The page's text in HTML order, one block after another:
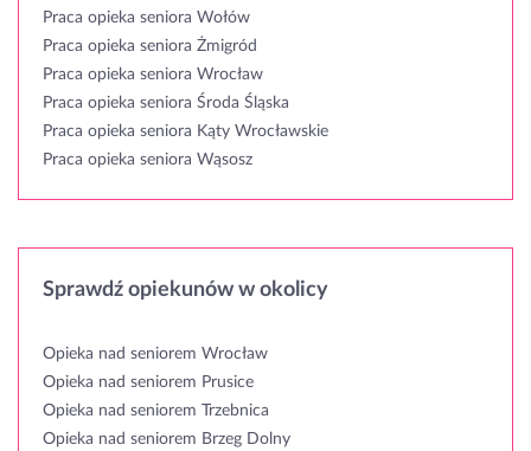
Praca opieka seniora Wołów
Praca opieka seniora Żmigród
Praca opieka seniora Wrocław
Praca opieka seniora Środa Śląska
Praca opieka seniora Kąty Wrocławskie
Praca opieka seniora Wąsosz
Sprawdź opiekunów w okolicy
Opieka nad seniorem Wrocław
Opieka nad seniorem Prusice
Opieka nad seniorem Trzebnica
Opieka nad seniorem Brzeg Dolny